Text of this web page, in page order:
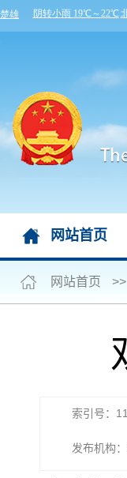
网站首页
网站首页 >>
索引号：
发布机构